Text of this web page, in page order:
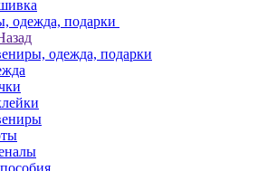
одежда, подарки
одежда, подарки